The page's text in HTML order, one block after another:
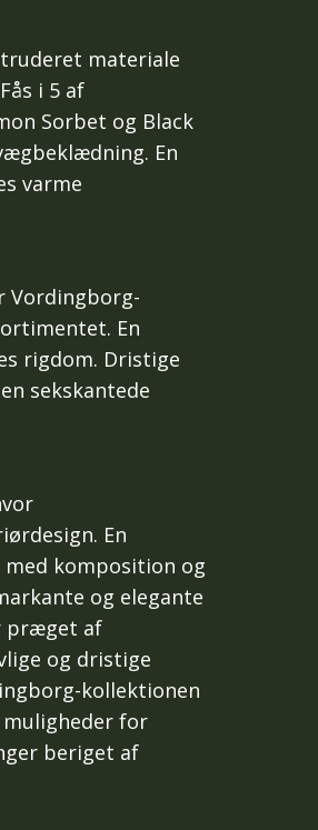
materiale
i 5 af
Sorbet og Black
En
varme
Vordingborg-
En
rigdom. Dristige
sekskantede
En
komposition og
og elegante
præget af
og dristige
kollektionen
for
beriget af